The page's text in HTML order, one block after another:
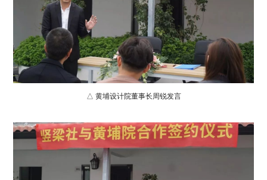
△ 黄埔设计院董事长周锐发言